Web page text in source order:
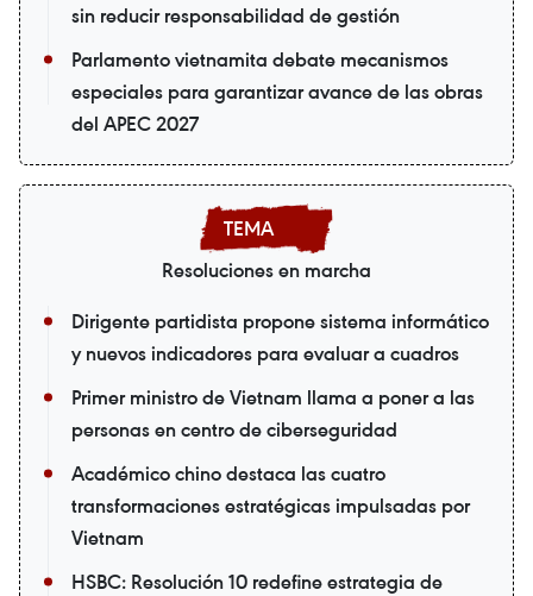
sin reducir responsabilidad de gestión
Parlamento vietnamita debate mecanismos
especiales para garantizar avance de las obras
del APEC 2027
Resoluciones en marcha
Dirigente partidista propone sistema informático
y nuevos indicadores para evaluar a cuadros
Primer ministro de Vietnam llama a poner a las
personas en centro de ciberseguridad
Académico chino destaca las cuatro
transformaciones estratégicas impulsadas por
Vietnam
HSBC: Resolución 10 redefine estrategia de